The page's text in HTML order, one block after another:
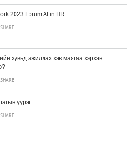
2023 Forum AI in HR
SHARE
хувьд ажиллах хэв маягаа хэрхэн
SHARE
үүрэг
SHARE